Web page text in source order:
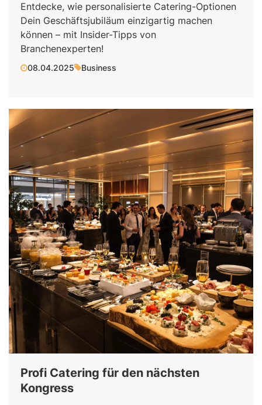
Entdecke, wie personalisierte Catering-Optionen
Dein Geschäftsjubiläum einzigartig machen
können – mit Insider-Tipps von
Branchenexperten!
08.04.2025 Business
Profi Catering für den nächsten
Kongress